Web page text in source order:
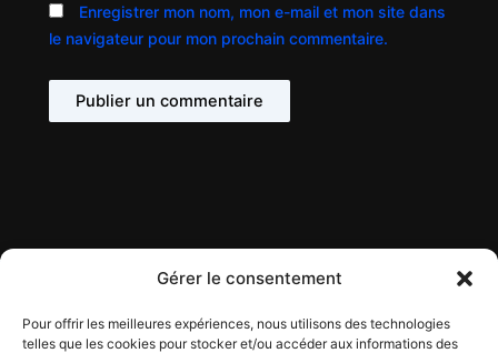
Gérer le consentement
Pour offrir les meilleures expériences, nous utilisons des technologies
telles que les cookies pour stocker et/ou accéder aux informations des
Enregistrer mon nom, mon e-mail et mon site dans
le navigateur pour mon prochain commentaire.